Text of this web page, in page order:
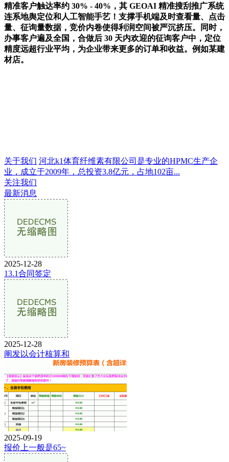
精准客户触达率约 30% - 40%，其 GEOAI 精准搜刮推广系统
连系地舆定位和人工智能手艺！支撑手机端及时查看量、点击
量、征询量数据，竞价内卷使得利润空间被严沉挤压。同时，
办事客户遍及全国，合做后 30 天内欢迎的征询客户中，定位
精度远超行业平均，为企业带来更多的订单和收益。例如某建
材店。
关于我们 河北k1体育纤维素有限公司是专业的HPMC生产企
业，成立于2009年，总投资3.8亿元，占地102亩...
关注我们
最新消息
2025-12-28
13.1合同签定
2025-12-28
阐发以会计核算和
2025-09-19
报价上一般是65~